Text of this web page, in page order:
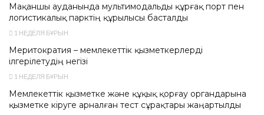
Мақаншы ауданында мультимодальды құрғақ порт пен
логистикалық парктің құрылысы басталды
1 НЕДЕЛЯ БҰРЫН
Меритократия – мемлекеттік қызметкерлерді
ілгерілетудің негізі
1 НЕДЕЛЯ БҰРЫН
Мемлекеттік қызметке және құқық қорғау органдарына
қызметке кіруге арналған тест сұрақтары жаңартылды